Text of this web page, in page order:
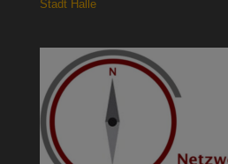
Stadt Halle